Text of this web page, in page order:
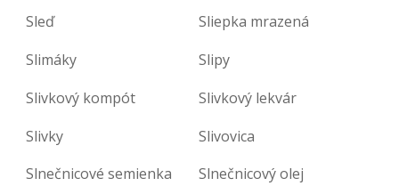
Sleď
Sliepka mrazená
Slimáky
Slipy
Slivkový kompót
Slivkový lekvár
Slivky
Slivovica
Slnečnicové semienka
Slnečnicový olej